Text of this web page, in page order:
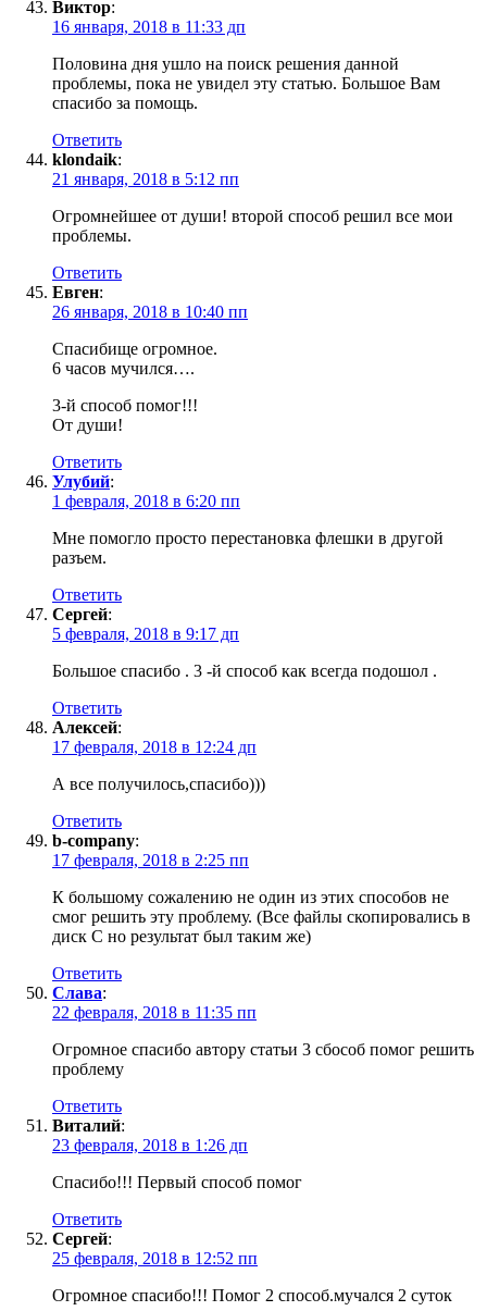
Виктор:
16 января, 2018 в 11:33 дп
Половина дня ушло на поиск решения данной
проблемы, пока не увидел эту статью. Большое Вам
спасибо за помощь.
Ответить
klondaik:
21 января, 2018 в 5:12 пп
Огромнейшее от души! второй способ решил все мои
проблемы.
Ответить
Евген:
26 января, 2018 в 10:40 пп
Спасибище огромное.
6 часов мучился….
3-й способ помог!!!
От души!
Ответить
Улубий:
1 февраля, 2018 в 6:20 пп
Мне помогло просто перестановка флешки в другой
разъем.
Ответить
Сергей:
5 февраля, 2018 в 9:17 дп
Большое спасибо . 3 -й способ как всегда подошол .
Ответить
Алексей:
17 февраля, 2018 в 12:24 дп
А все получилось,спасибо)))
Ответить
b-company:
17 февраля, 2018 в 2:25 пп
К большому сожалению не один из этих способов не
смог решить эту проблему. (Все файлы скопировались в
диск С но результат был таким же)
Ответить
Слава:
22 февраля, 2018 в 11:35 пп
Огромное спасибо автору статьи 3 сбособ помог решить
проблему
Ответить
Виталий:
23 февраля, 2018 в 1:26 дп
Спасибо!!! Первый способ помог
Ответить
Сергей:
25 февраля, 2018 в 12:52 пп
Огромное спасибо!!! Помог 2 способ.мучался 2 суток